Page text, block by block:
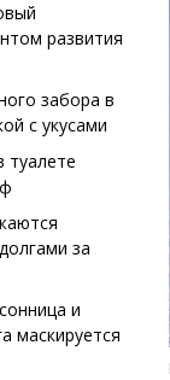
развития
забора в
с укусами
туалете
за
и
маскируется
начинается с
новым